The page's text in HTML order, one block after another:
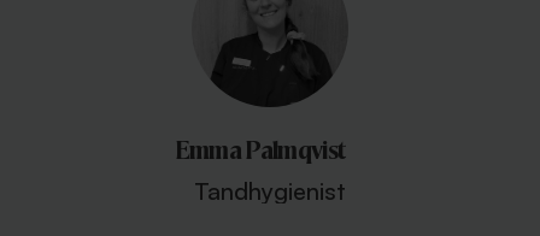
Emma Palmqvist
Tandhygienist